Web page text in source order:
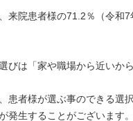
来院患者様の71.2％（令和
びは「家や職場から近いか
患者様が選ぶ事のできる選
発生することがございます